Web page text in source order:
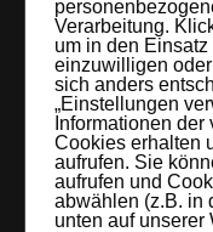
LEIPZIGS
Hier lassen sich Foto-
entspannter
braucht: Technik,
Verarbeitung.
um in den
einzuwilligen
sich anders
„Einstellungen
Informationen
Cookies erhalten
aufrufen. Sie
aufrufen und
abwählen (z.B. in
unten auf unserer